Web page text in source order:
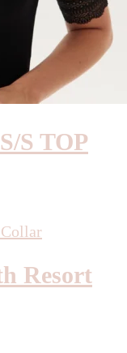
S TOP
Resort